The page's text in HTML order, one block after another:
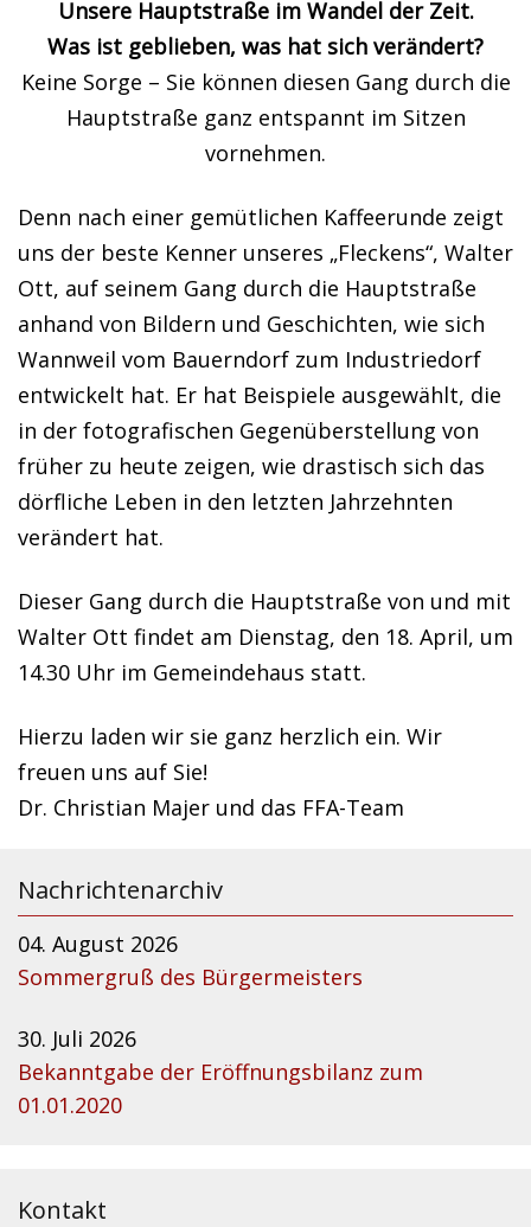
Unsere Hauptstraße im Wandel der Zeit.
Was ist geblieben, was hat sich verändert?
Keine Sorge – Sie können diesen Gang durch die
Hauptstraße ganz entspannt im Sitzen
vornehmen.
Denn nach einer gemütlichen Kaffeerunde zeigt
uns der beste Kenner unseres „Fleckens“, Walter
Ott, auf seinem Gang durch die Hauptstraße
anhand von Bildern und Geschichten, wie sich
Wannweil vom Bauerndorf zum Industriedorf
entwickelt hat. Er hat Beispiele ausgewählt, die
in der fotografischen Gegenüberstellung von
früher zu heute zeigen, wie drastisch sich das
dörfliche Leben in den letzten Jahrzehnten
verändert hat.
Dieser Gang durch die Hauptstraße von und mit
Walter Ott findet am Dienstag, den 18. April, um
14.30 Uhr im Gemeindehaus statt.
Hierzu laden wir sie ganz herzlich ein. Wir
freuen uns auf Sie!
Dr. Christian Majer und das FFA-Team
Nachrichtenarchiv
04. August 2026
Sommergruß des Bürgermeisters
30. Juli 2026
Bekanntgabe der Eröffnungsbilanz zum
01.01.2020
Kontakt